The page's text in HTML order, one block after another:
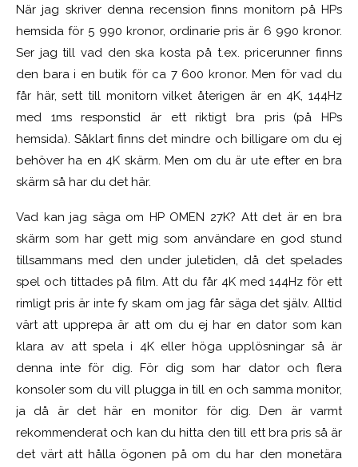
När jag skriver denna recension finns monitorn på HPs
hemsida för 5 990 kronor, ordinarie pris är 6 990 kronor.
Ser jag till vad den ska kosta på t.ex. pricerunner finns
den bara i en butik för ca 7 600 kronor. Men för vad du
får här, sett till monitorn vilket återigen är en 4K, 144Hz
med 1ms responstid är ett riktigt bra pris (på HPs
hemsida). Såklart finns det mindre och billigare om du ej
behöver ha en 4K skärm. Men om du är ute efter en bra
skärm så har du det här.
Vad kan jag säga om HP OMEN 27K? Att det är en bra
skärm som har gett mig som användare en god stund
tillsammans med den under juletiden, då det spelades
spel och tittades på film. Att du får 4K med 144Hz för ett
rimligt pris är inte fy skam om jag får säga det själv. Alltid
värt att upprepa är att om du ej har en dator som kan
klara av att spela i 4K eller höga upplösningar så är
denna inte för dig. För dig som har dator och flera
konsoler som du vill plugga in till en och samma monitor,
ja då är det här en monitor för dig. Den är varmt
rekommenderat och kan du hitta den till ett bra pris så är
det värt att hålla ögonen på om du har den monetära